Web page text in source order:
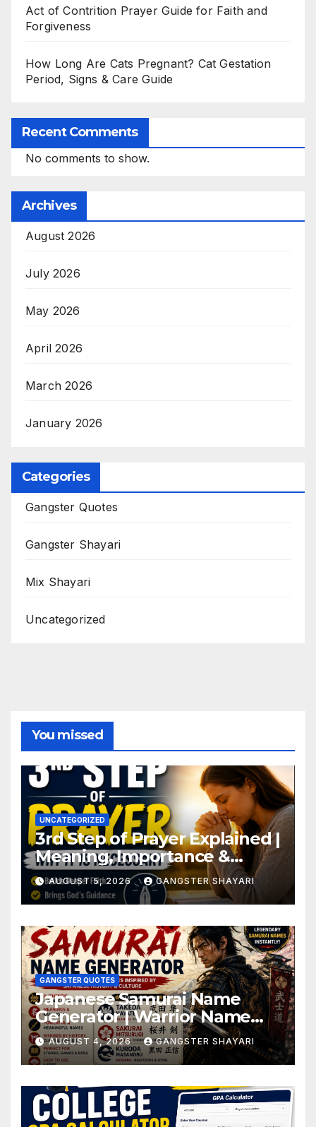
Act of Contrition Prayer Guide for Faith and
Forgiveness
How Long Are Cats Pregnant? Cat Gestation
Period, Signs & Care Guide
Recent Comments
No comments to show.
Archives
August 2026
July 2026
May 2026
April 2026
March 2026
January 2026
Categories
Gangster Quotes
Gangster Shayari
Mix Shayari
Uncategorized
You missed
UNCATEGORIZED
3rd Step of Prayer Explained |
Meaning, Importance &
Benefits
AUGUST 5, 2026 GANGSTER SHAYARI
GANGSTER QUOTES
Japanese Samurai Name
Generator | Warrior Name
Ideas
AUGUST 4, 2026 GANGSTER SHAYARI